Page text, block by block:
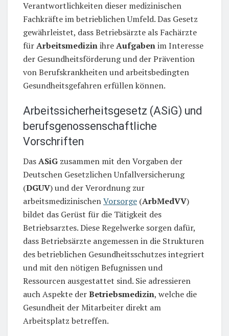
Verantwortlichkeiten dieser medizinischen
Fachkräfte im betrieblichen Umfeld. Das Gesetz
gewährleistet, dass Betriebsärzte als Fachärzte
fürArbeitsmedizinihreAufgabenim Interesse
der Gesundheitsförderung und der Prävention
von Berufskrankheiten und arbeitsbedingten
Gesundheitsgefahren erfüllen können.
Arbeitssicherheitsgesetz (ASiG) und
berufsgenossenschaftliche
Vorschriften
DasASiG zusammen mit den Vorgaben der
Deutschen Gesetzlichen Unfallversicherung
(DGUV) und der Verordnung zur
arbeitsmedizinischenVorsorge (ArbMedVV)
bildet das Gerüst für die Tätigkeit des
Betriebsarztes. Diese Regelwerke sorgen dafür,
dass Betriebsärzte angemessen in die Strukturen
des betrieblichen Gesundheitsschutzes integriert
und mit den nötigen Befugnissen und
Ressourcen ausgestattet sind. Sie adressieren
auch Aspekte derBetriebsmedizin, welche die
Gesundheit der Mitarbeiter direkt am
Arbeitsplatz betreffen.